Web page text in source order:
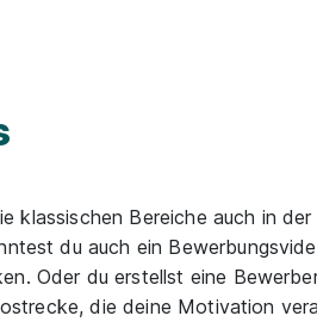
klassischen Bereiche auch in
du auch ein
Oder du erstellst eine
die deine Motivation